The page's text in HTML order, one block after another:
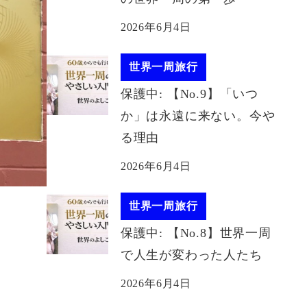
2026年6月4日
世界一周旅行
保護中: 【No.9】「いつ
か」は永遠に来ない。今や
る理由
2026年6月4日
世界一周旅行
保護中: 【No.8】世界一周
で人生が変わった人たち
2026年6月4日